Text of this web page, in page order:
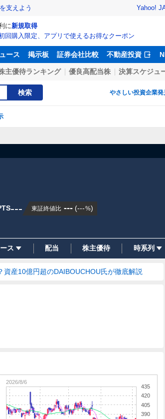
支えよう Yahoo!
に新規取得
回購入限定、アプリで使えるお得なクーポン
ース 掲示板 証券会社比較 不動産投資
主優待ランキング 優良高配当株 決算スケジュ
検索 やさしい投資企業発
--- 東証終値比 --- (---%)
ス 配当 株主優待 時系列
産10億円超のDAIBOUCHOU氏が徹底解説
390
405
420
435
2026/8/6